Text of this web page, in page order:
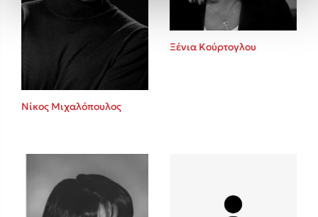
Νίκος Μιχαλόπουλος
Ξένια Κούρτογλου